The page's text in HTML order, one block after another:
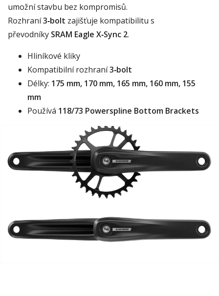
umožní stavbu bez kompromisů.
Rozhraní3‑bolt zajišťuje kompatibilitu s
převodníky SRAM Eagle X‑Sync 2.
Hliníkové kliky
Kompatibilní rozhraní3‑bolt
Délky: 175 mm, 170 mm, 165 mm, 160 mm, 155
mm
Používá 118/73 Powerspline Bottom Brackets